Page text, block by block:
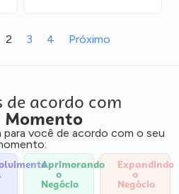
2 3 4 Próximo
de acordo com
Momento
para você de acordo com o seu
Aprimorando
o
Negócio
Expandindo
o
Negócio